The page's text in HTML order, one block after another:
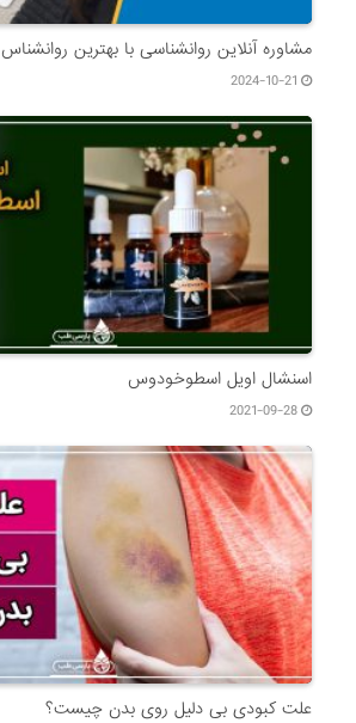
مشاوره آنلاین روانشناسی با بهترین روانشناس
2024-10-21
اسنشال اویل اسطوخودوس
2021-09-28
علت کبودی بی دلیل روی بدن چیست؟